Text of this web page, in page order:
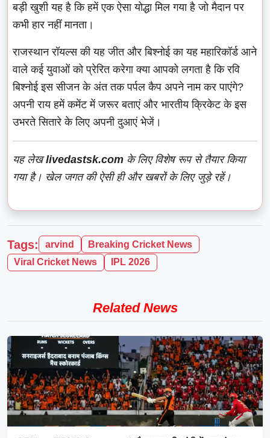
बड़ी खुशी यह है कि हमें एक ऐसा योद्धा मिल गया है जो मैदान पर
कभी हार नहीं मानता।
राजस्थान रॉयल्स की यह जीत और बिश्नोई का यह महारिकॉर्ड आने
वाले कई युवाओं को प्रेरित करेगा क्या आपको लगता है कि रवि
बिश्नोई इस सीजन के अंत तक पर्पल कैप अपने नाम कर पाएंगे?
अपनी राय हमें कमेंट में जरूर बताएं और भारतीय क्रिकेट के इस
उभरते सितारे के लिए अपनी दुआएं भेजें।
यह लेखlivedastsk.com के लिए विशेष रूप से तैयार किया
गया है। खेल जगत की ऐसी ही और खबरों के लिए जुड़े रहें।
Tags: arvind
Breaking Cricket News
Viral Cricket News
IPL 2026
Related News